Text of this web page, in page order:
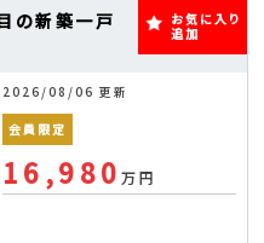
の新築一戸
お気に入り
追加
2026/08/06 更新
会員限定
16,980万円